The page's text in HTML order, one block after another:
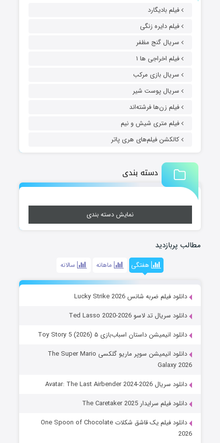
فیلم بادیگارد
فیلم دایره زنگی
سریال گنج مظفر
فیلم اخراجی ها ۱
سریال بازی مرکب
سریال پوست شیر
فیلم زن‌ها فرشته‌اند
فیلم متری شیش و نیم
کالکشن فیلم‌های هری پاتر
دسته بندی
نمایش دسته بندی
مطالب پربازدید
هفتگی ماهانه سالانه
دانلود فیلم ضربه شانس Lucky Strike 2026
دانلود سریال تد لاسو Ted Lasso 2020-2026
دانلود انیمیشن داستان اسباب‌بازی ۵ Toy Story 5 (2026)
دانلود انیمیشن سوپر ماریو گلکسی The Super Mario
Galaxy 2026
دانلود سریال Avatar: The Last Airbender 2024-2026
دانلود فیلم سرایدار The Caretaker 2025
دانلود فیلم یک قاشق شکلات One Spoon of Chocolate
2026